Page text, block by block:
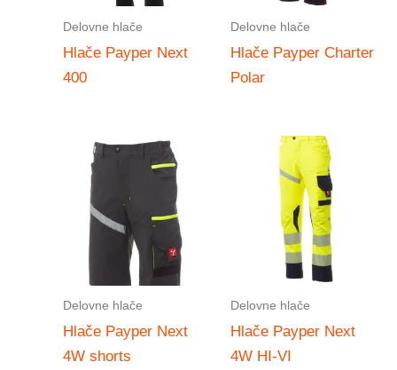
Delovne hlače
Hlače Payper Next
400
Delovne hlače
Hlače Payper Charter
Polar
Delovne hlače
Hlače Payper Next
4W shorts
Delovne hlače
Hlače Payper Next
4W HI-VI